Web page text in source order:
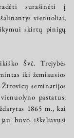
surašinėti į
vienuoliai,
skirtų pinigų
Švč. Trejybės
iki žemiausios
Žirovicų seminarijos
pastatus.
1865 m., kai
buvo iškeliavusi